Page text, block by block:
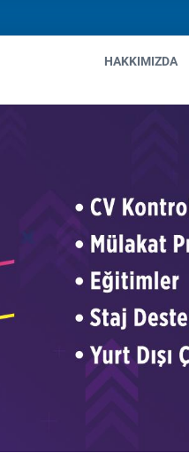
navigation
HAKKIMIZDA